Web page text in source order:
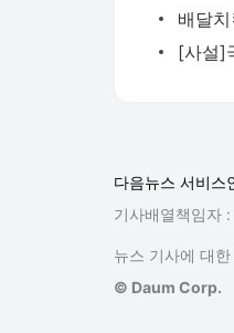
다음뉴스 서비스
기사배열책임자
뉴스 기사에 대
© Daum Corp.